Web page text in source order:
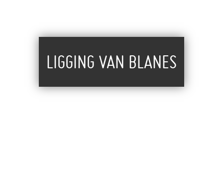
LIGGING VAN BLANES